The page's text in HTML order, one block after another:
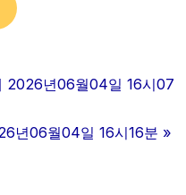
이혼전문변호사
불륜증거
2026년06월04일 16시07
년06월04일 16시16분 »